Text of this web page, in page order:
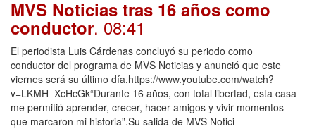
MVS Noticias tras 16 años como
conductor. 08:41
El periodista Luis Cárdenas concluyó su periodo como
conductor del programa de MVS Noticias y anunció que este
viernes será su último día.https://www.youtube.com/watch?
v=LKMH_XcHcGk“Durante 16 años, con total libertad, esta casa
me permitió aprender, crecer, hacer amigos y vivir momentos
que marcaron mi historia”.Su salida de MVS Notici